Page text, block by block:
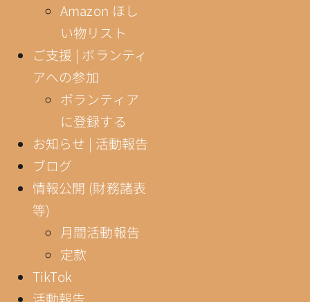
Amazon ほし
い物リスト
ご支援 | ボランティ
アへの参加
ボランティア
に登録する
お知らせ | 活動報告
ブログ
情報公開 (財務諸表
等)
月間活動報告
定款
TikTok